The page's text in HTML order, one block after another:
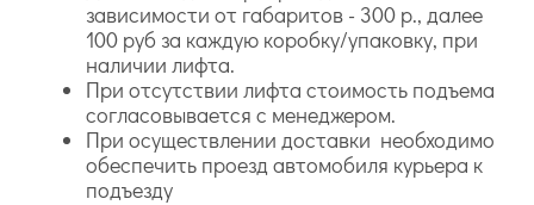
зависимости от габаритов - 300 р., далее
100 руб за каждую коробку/упаковку, при
наличии лифта.
При отсутствии лифта стоимость подъема
согласовывается с менеджером.
При осуществлении доставки необходимо
обеспечить проезд автомобиля курьера к
подъезду